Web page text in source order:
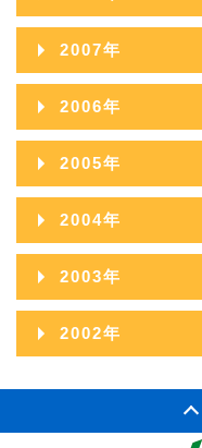
2013年06月
2013年05月
2013年03月
2013年02月
2013年01月
2012年07月
2012年06月
2012年05月
2012年03月
2012年02月
2012年01月
2011年09月
2011年08月
2011年07月
2011年06月
2011年05月
2011年03月
2011年02月
2010年10月
2010年09月
2010年08月
2010年07月
2010年06月
2010年05月
2010年03月
2010年01月
2009年11月
2009年10月
2009年09月
2009年08月
2009年07月
2009年06月
2009年05月
2009年03月
2008年12月
2008年11月
2008年10月
2008年09月
2008年08月
2008年07月
2008年06月
2008年05月
2007年
2007年12月
2007年11月
2007年10月
2007年09月
2007年08月
2007年07月
2006年
2006年12月
2006年11月
2006年10月
2006年09月
2006年08月
2005年
2005年12月
2005年11月
2005年10月
2005年09月
2005年08月
2005年07月
2004年
2004年12月
2004年11月
2004年10月
2003年
2003年12月
2002年